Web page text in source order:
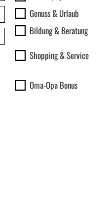
Genuss & Urlaub
Bildung & Beratung
Shopping & Service
Oma-Opa Bonus